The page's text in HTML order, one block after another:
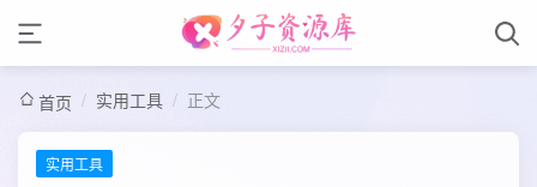
首页 / 实用工具 / 正文
实用工具